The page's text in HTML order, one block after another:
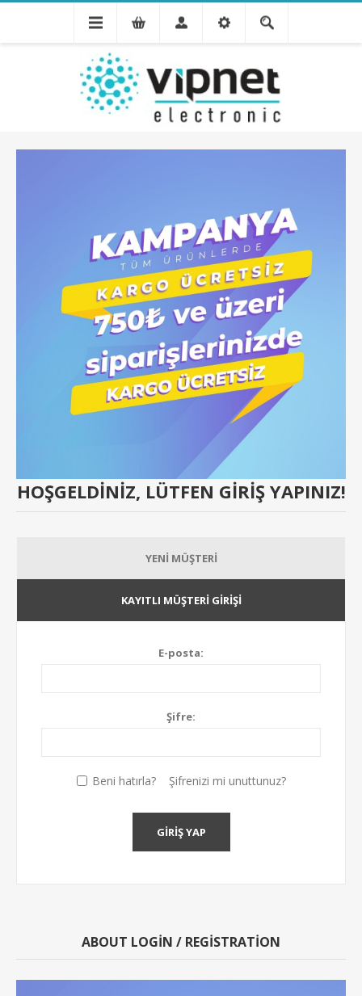
HOŞGELDINIZ, LÜTFEN GIRIŞ YAPINIZ!
YENI MÜŞTERI
KAYITLI MÜŞTERI GIRIŞI
E-posta:
Şifre:
Beni hatırla? Şifrenizi mi unuttunuz?
GIRIŞ YAP
ABOUT LOGIN / REGISTRATION